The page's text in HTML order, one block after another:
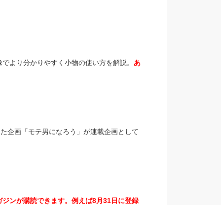
より分かりやすく小物の使い方を解説。 あ
企画「モテ男になろう」が連載企画として
ンが購読できます。例えば8月31日に登録